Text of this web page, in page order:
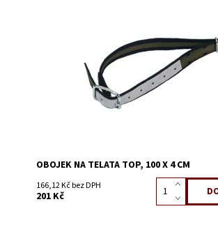
OBOJEK NA TELATA TOP, 100 X 4 CM
166,12 Kč bez DPH
201 Kč